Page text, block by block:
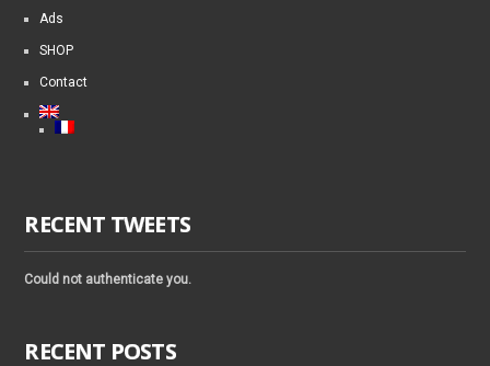
Ads
SHOP
Contact
RECENT TWEETS
Could not authenticate you.
RECENT POSTS